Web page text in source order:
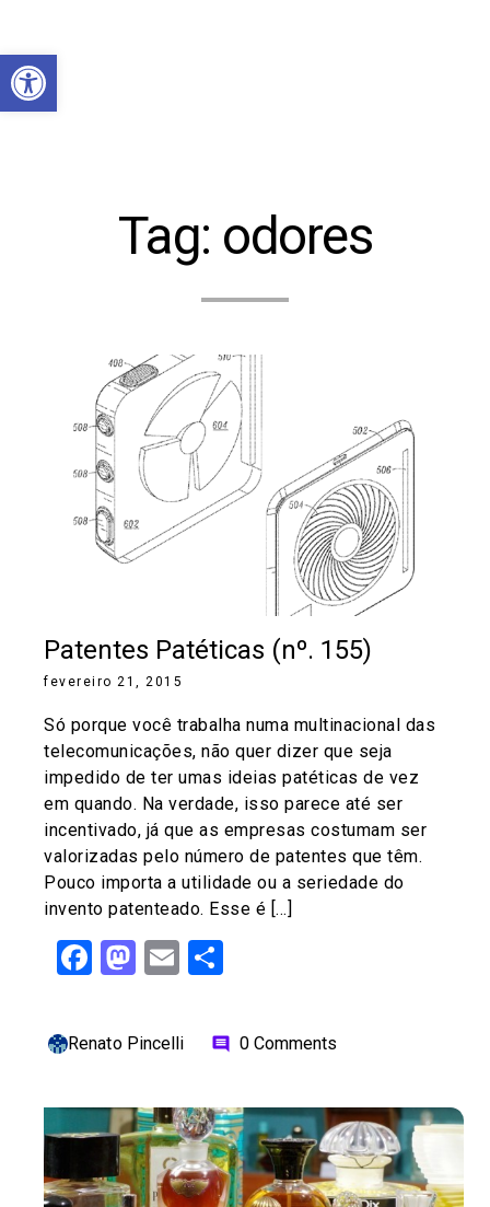
Abrir a barra de ferramentas
Tag: odores
Patentes Patéticas (nº. 155)
fevereiro 21, 2015
Só porque você trabalha numa multinacional das
telecomunicações, não quer dizer que seja
impedido de ter umas ideias patéticas de vez
em quando. Na verdade, isso parece até ser
incentivado, já que as empresas costumam ser
valorizadas pelo número de patentes que têm.
Pouco importa a utilidade ou a seriedade do
invento patenteado. Esse é […]
Facebook
Mastodon
Email
Renato Pincelli comment 0 Comments